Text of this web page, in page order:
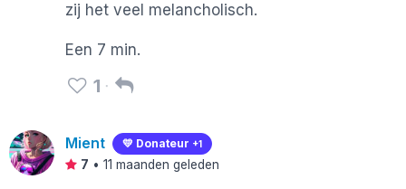
zij het veel melancholisch.
Een 7 min.
1
Mient 💛 Donateur +1
7 • 11 maanden geleden